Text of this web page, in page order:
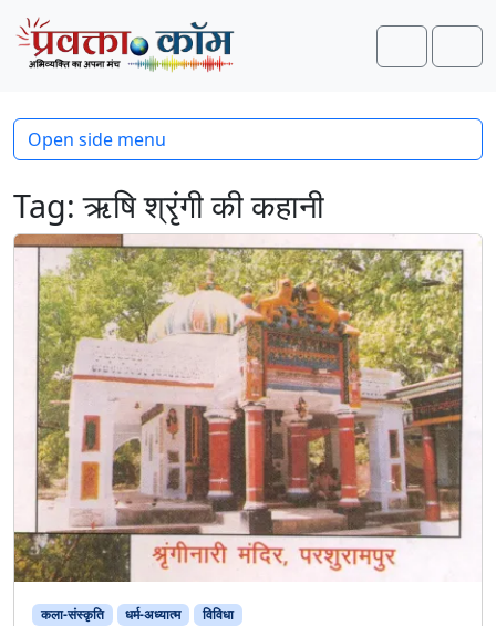
Skip to content
Skip to footer
Search
Tag:ऋषि श्रृंगी की कहानी
कला-संस्कृति धर्म-अध्यात्म विविधा
Open side menu